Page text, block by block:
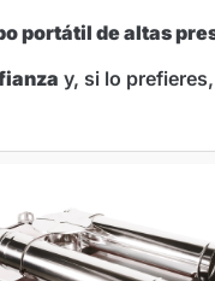
portátil de altas
y, si lo prefieres,